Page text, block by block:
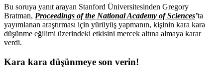
Bu soruya yanıt arayan Stanford Üniversitesinden Gregory
Bratman, Proceedings of the National Academy of Sciences’ta
yayımlanan araştırması için yürüyüş yapmanın, kişinin kara kara
düşünme eğilimi üzerindeki etkisini mercek altına almaya karar
verdi.
Kara kara düşünmeye son verin!